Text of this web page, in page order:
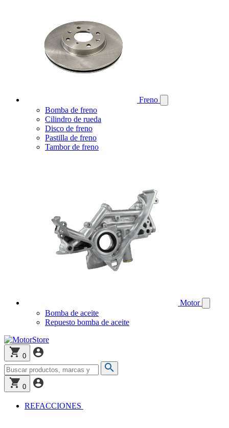
Freno
Bomba de freno
Cilindro de rueda
Disco de freno
Pastilla de freno
Tambor de freno
Motor
Bomba de aceite
Repuesto bomba de aceite
0
0
REFACCIONES